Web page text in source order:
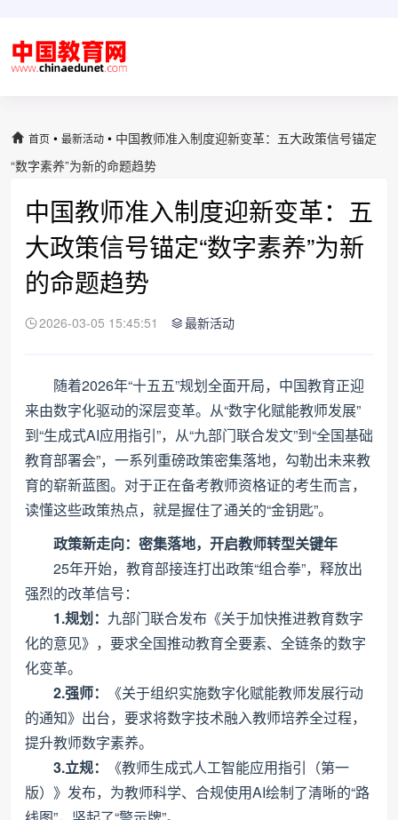
首页 • 最新活动 • 中国教师准入制度迎新变革：五大政策信号锚定
“数字素养”为新的命题趋势
中国教师准入制度迎新变革：五
大政策信号锚定“数字素养”为新
的命题趋势
2026-03-05 15:45:51 最新活动
随着2026年“十五五”规划全面开局，中国教育正迎
来由数字化驱动的深层变革。从“数字化赋能教师发展”
到“生成式AI应用指引”，从“九部门联合发文”到“全国基础
教育部署会”，一系列重磅政策密集落地，勾勒出未来教
育的崭新蓝图。对于正在备考教师资格证的考生而言，
读懂这些政策热点，就是握住了通关的“金钥匙”。
政策新走向：密集落地，开启教师转型关键年
25年开始，教育部接连打出政策“组合拳”，释放出
强烈的改革信号：
1.规划： 九部门联合发布《关于加快推进教育数字
化的意见》，要求全国推动教育全要素、全链条的数字
化变革。
2.强师：
《关于组织实施数字化赋能教师发展行动
的通知》出台，要求将数字技术融入教师培养全过程，
提升教师数字素养。
3.立规：
《教师生成式人工智能应用指引（第一
版）》发布，为教师科学、合规使用AI绘制了清晰的“路